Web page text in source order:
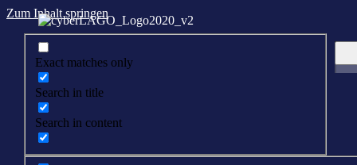
Zum Inhalt springen
Exact matches only
Search in title
Search in content